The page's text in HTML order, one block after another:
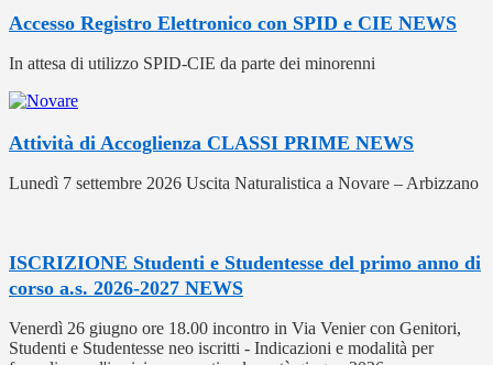
Accesso Registro Elettronico con SPID e CIE NEWS
In attesa di utilizzo SPID-CIE da parte dei minorenni
Attività di Accoglienza CLASSI PRIME NEWS
Lunedì 7 settembre 2026 Uscita Naturalistica a Novare – Arbizzano
ISCRIZIONE Studenti e Studentesse del primo anno di
corso a.s. 2026-2027 NEWS
Venerdì 26 giugno ore 18.00 incontro in Via Venier con Genitori,
Studenti e Studentesse neo iscritti - Indicazioni e modalità per